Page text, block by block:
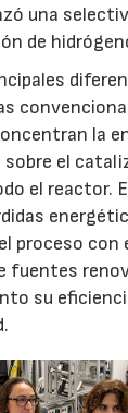
una
de
la
el
el reactor.
proceso con
fuentes
su